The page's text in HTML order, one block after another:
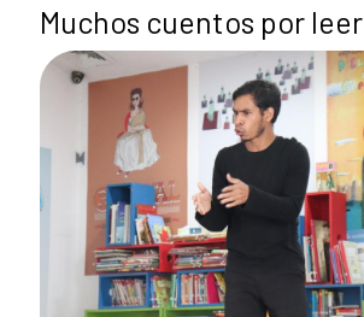
Muchos cuentos por leer